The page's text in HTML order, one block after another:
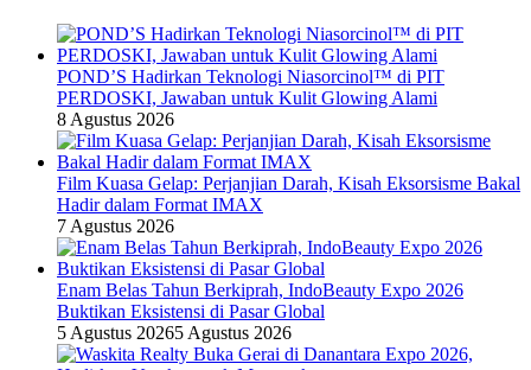
POND’S Hadirkan Teknologi Niasorcinol™ di PIT
PERDOSKI, Jawaban untuk Kulit Glowing Alami
8 Agustus 2026
Film Kuasa Gelap: Perjanjian Darah, Kisah Eksorsisme Bakal
Hadir dalam Format IMAX
7 Agustus 2026
Enam Belas Tahun Berkiprah, IndoBeauty Expo 2026
Buktikan Eksistensi di Pasar Global
5 Agustus 20265 Agustus 2026